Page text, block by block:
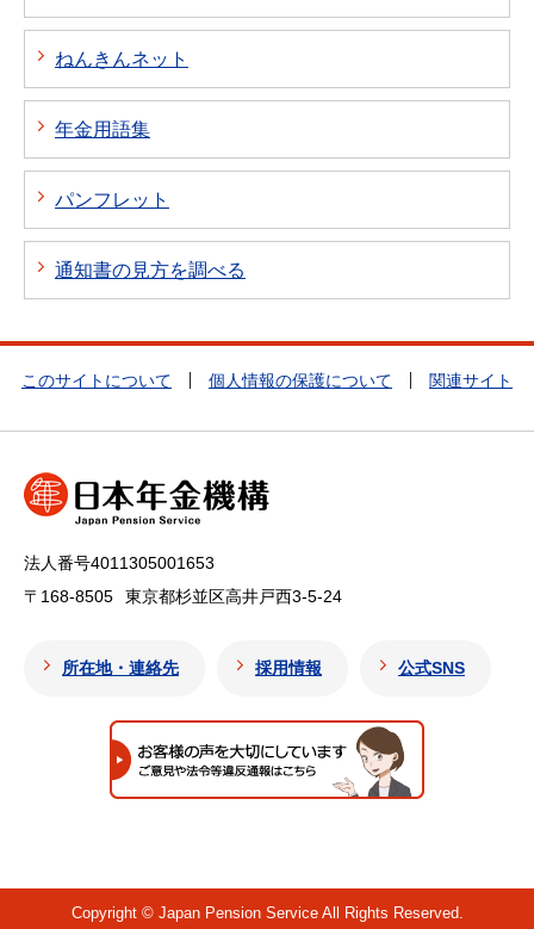
ねんきんネット
年金用語集
パンフレット
通知書の見方を調べる
このサイトについて 個人情報の保護について 関連サイト
法人番号4011305001653
〒168-8505
東京都杉並区高井戸西3-5-24
所在地・連絡先 採用情報 公式SNS
Copyright © Japan Pension Service All Rights Reserved.